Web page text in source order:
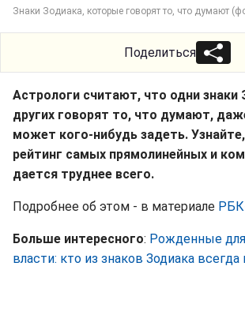
Знаки Зодиака, которые говорят то, что думают
Поделиться
Астрологи считают, что одни знаки
других говорят то, что думают,
может кого-нибудь задеть.
рейтинг самых прямолинейных и
дается труднее всего.
Подробнее об этом - в материале
Больше интересного: Рожденные
власти: кто из знаков Зодиака